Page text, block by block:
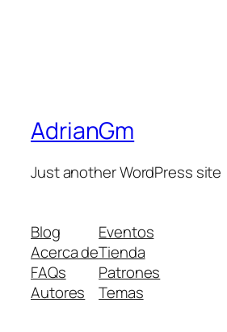
AdrianGm
Just another WordPress site
Blog
Acerca de
FAQs
Autores
Eventos
Tienda
Patrones
Temas